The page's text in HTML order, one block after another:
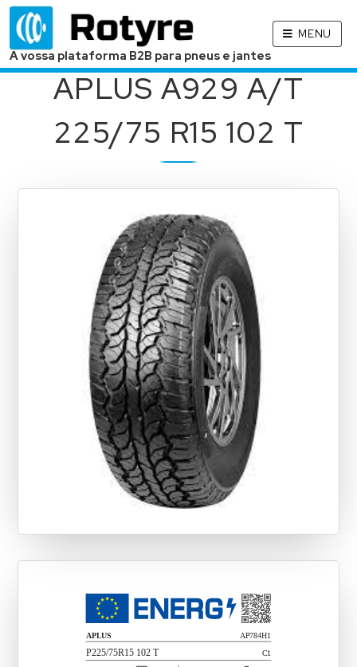
A vossa plataforma B2B para pneus e jantes
MENU
APLUS A929 A/T
225/75 R15 102 T